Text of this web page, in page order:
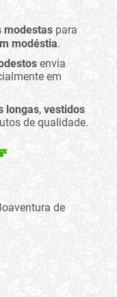
modestas para
modéstia.
envia
em
longas, vestidos
de qualidade.
de